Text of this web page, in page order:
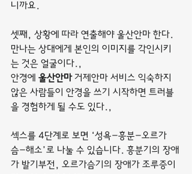
니까요.
셋째, 상황에 따라 연출해야 울산안마 한다.
만나는 상대에게 본인의 이미지를 각인시키
는 것은 얼굴이다.,
안경에 울산안마 거제안마 서비스 익숙하지
않은 사람들이 안경을 쓰기 시작하면 트러블
을 경험하게 될 수도 있다.,
섹스를 4단계로 보면 ‘성욕-흥분-오르가
슴-해소’로 나눌 수 있습니다. 흥분기의 장애
가 발기부전, 오르가슴기의 장애가 조루증이